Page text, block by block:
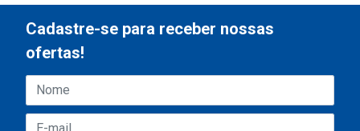
Cadastre-se para receber nossas
ofertas!